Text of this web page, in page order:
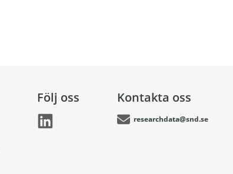
Följ oss Kontakta oss
researchdata@snd.se